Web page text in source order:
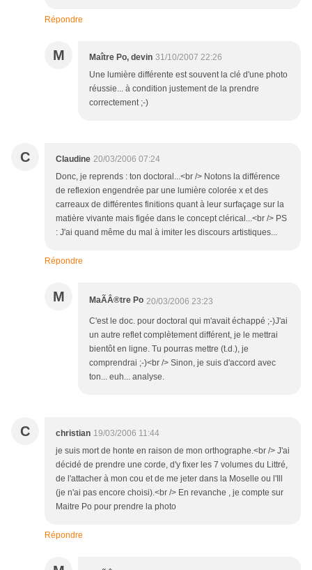
Répondre
M Maître Po, devin 31/10/2007 22:26
Une lumière différente est souvent la clé d'une photo
réussie... à condition justement de la prendre
correctement ;-)
C Claudine 20/03/2006 07:24
Donc, je reprends : ton doctoral...<br /> Notons la différence
de reflexion engendrée par une lumière colorée x et des
carreaux de différentes finitions quant à leur surfaçage sur la
matière vivante mais figée dans le concept clérical...<br /> PS
: J'ai quand même du mal à imiter les discours artistiques...
Répondre
M MaÃÂ®tre Po 20/03/2006 23:23
C'est le doc. pour doctoral qui m'avait échappé ;-)J'ai
un autre reflet complètement différent, je le mettrai
bientôt en ligne. Tu pourras mettre (t.d.), je
comprendrai ;-)<br /> Sinon, je suis d'accord avec
ton... euh... analyse.
C christian 19/03/2006 11:44
je suis mort de honte en raison de mon orthographe.<br /> J'ai
décidé de prendre une corde, d'y fixer les 7 volumes du Littré,
de l'attacher à mon cou et de me jeter dans la Moselle ou l'Ill
(je n'ai pas encore choisi).<br /> En revanche , je compte sur
Maitre Po pour prendre la photo
Répondre